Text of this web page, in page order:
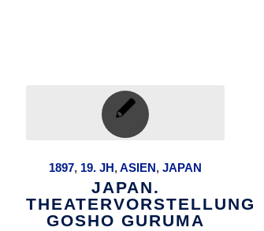
1897, 19. JH,ASIEN,JAPAN
JAPAN.
THEATERVORSTELLUNG
GOSHO GURUMA